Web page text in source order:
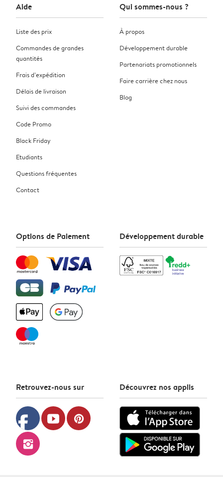
Aide
Liste des prix
Commandes de grandes
quantités
Frais d’expédition
Délais de livraison
Suivi des commandes
Code Promo
Black Friday
Etudiants
Questions fréquentes
Contact
Qui sommes-nous ?
À propos
Développement durable
Partenariats promotionnels
Faire carrière chez nous
Blog
Options de Paiement Développement durable
Retrouvez-nous sur
facebook youtube pinterest
instagram
Découvrez nos applis